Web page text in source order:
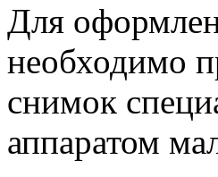
Для
необходимо
снимок
аппаратом